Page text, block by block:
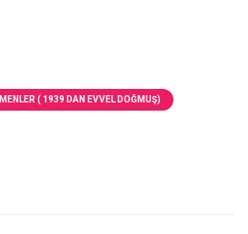
( 1939 DAN EVVEL DOĞMUŞ)